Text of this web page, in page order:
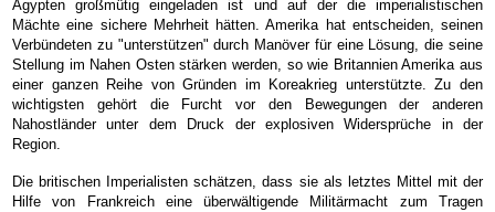
Ägypten großmütig eingeladen ist und auf der die imperialistischen
Mächte eine sichere Mehrheit hätten. Amerika hat entscheiden, seinen
Verbündeten zu "unterstützen" durch Manöver für eine Lösung, die seine
Stellung im Nahen Osten stärken werden, so wie Britannien Amerika aus
einer ganzen Reihe von Gründen im Koreakrieg unterstützte. Zu den
wichtigsten gehört die Furcht vor den Bewegungen der anderen
Nahostländer unter dem Druck der explosiven Widersprüche in der
Region.
Die britischen Imperialisten schätzen, dass sie als letztes Mittel mit der
Hilfe von Frankreich eine überwältigende Militärmacht zum Tragen